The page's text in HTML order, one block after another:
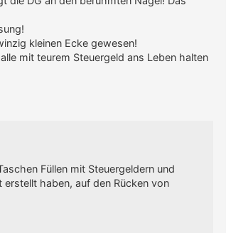
kleinen Ecke gewesen!
mit teurem Steuergeld ans Leben halten
Füllen mit Steuergeldern und
haben, auf den Rücken von